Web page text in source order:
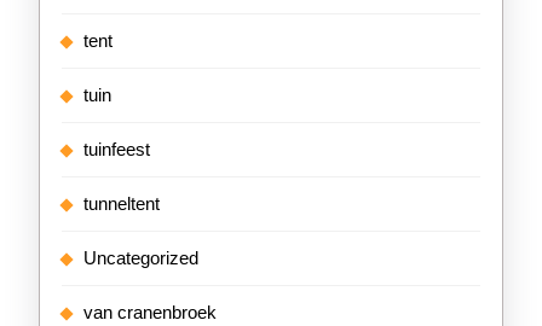
tent
tuin
tuinfeest
tunneltent
Uncategorized
van cranenbroek